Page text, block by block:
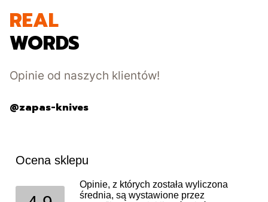
REAL
WORDS
Opinie od naszych klientów!
@zapas-knives
Ocena sklepu
Opinie, z których została wyliczona
średnia, są wystawione przez